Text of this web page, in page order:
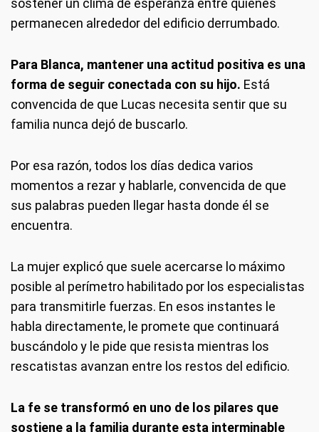
sostener un clima de esperanza entre quienes
permanecen alrededor del edificio derrumbado.
Para Blanca, mantener una actitud positiva es una
forma de seguir conectada con su hijo. Está
convencida de que Lucas necesita sentir que su
familia nunca dejó de buscarlo.
Por esa razón, todos los días dedica varios
momentos a rezar y hablarle, convencida de que
sus palabras pueden llegar hasta donde él se
encuentra.
La mujer explicó que suele acercarse lo máximo
posible al perímetro habilitado por los especialistas
para transmitirle fuerzas. En esos instantes le
habla directamente, le promete que continuará
buscándolo y le pide que resista mientras los
rescatistas avanzan entre los restos del edificio.
La fe se transformó en uno de los pilares que
sostiene a la familia durante esta interminable